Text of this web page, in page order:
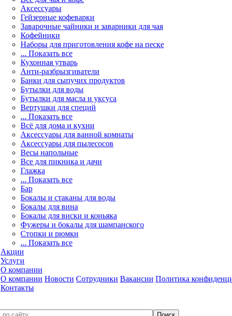
Аксессуары
Гейзерные кофеварки
Заварочные чайники и заварники для чая
Кофейники
Наборы для приготовления кофе на песке
... Показать все
Кухонная утварь
Анти-разбрызгиватели
Банки для сыпучих продуктов
Бутылки для воды
Бутылки для масла и уксуса
Вертушки для специй
... Показать все
Всё для дома и кухни
Аксессуары для ванной комнаты
Аксессуары для пылесосов
Весы напольные
Все для пикника и дачи
Глажка
... Показать все
Бар
Бокалы и стаканы для воды
Бокалы для вина
Бокалы для виски и коньяка
Фужеры и бокалы для шампанского
Стопки и рюмки
... Показать все
Акции
Услуги
О компании
О компании Новости Сотрудники Вакансии Политика
Контакты